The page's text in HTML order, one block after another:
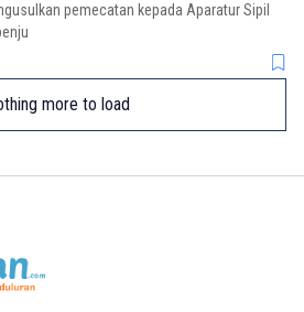
pemecatan kepada Aparatur Sipil
more to load